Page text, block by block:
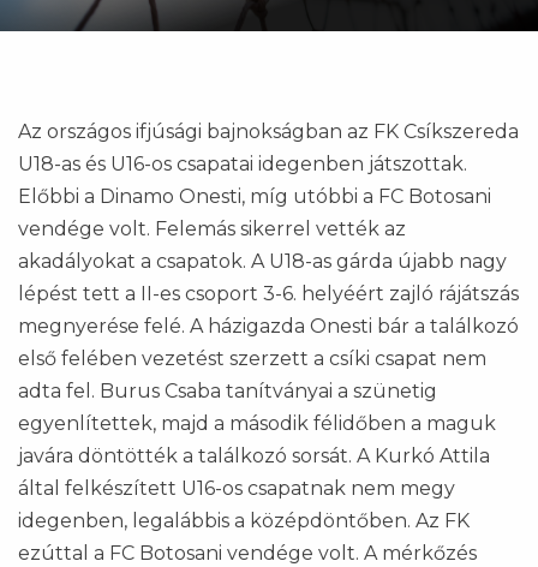
Az országos ifjúsági bajnokságban az FK Csíkszereda
U18-as és U16-os csapatai idegenben játszottak.
Előbbi a Dinamo Onesti, míg utóbbi a FC Botosani
vendége volt. Felemás sikerrel vették az
akadályokat a csapatok. A U18-as gárda újabb nagy
lépést tett a II-es csoport 3-6. helyéért zajló rájátszás
megnyerése felé. A házigazda Onesti bár a találkozó
első felében vezetést szerzett a csíki csapat nem
adta fel. Burus Csaba tanítványai a szünetig
egyenlítettek, majd a második félidőben a maguk
javára döntötték a találkozó sorsát. A Kurkó Attila
által felkészített U16-os csapatnak nem megy
idegenben, legalábbis a középdöntőben. Az FK
ezúttal a FC Botosani vendége volt. A mérkőzés